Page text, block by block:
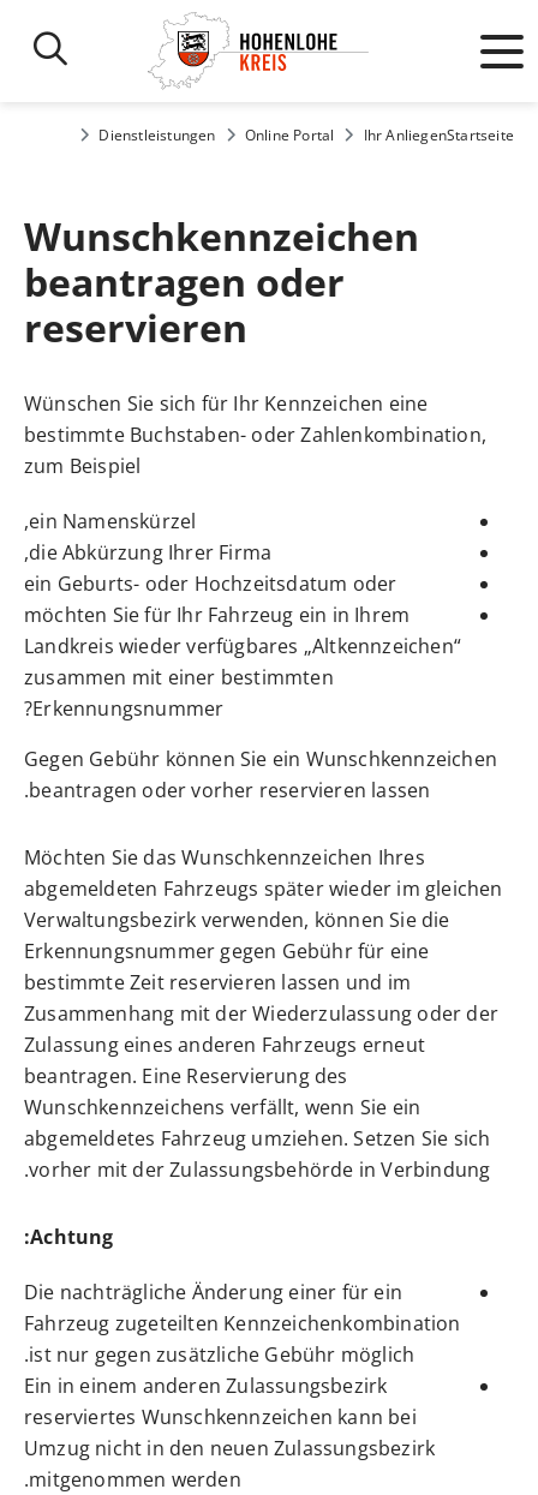
Startseite
Ihr Anliegen
Online Portal
Dienstleistungen
Wunschkennzeichen
beantragen oder
reservieren
Wünschen Sie sich für Ihr Kennzeichen eine
bestimmte Buchstaben- oder Zahlenkombination,
zum Beispiel
ein Namenskürzel,
die Abkürzung Ihrer Firma,
ein Geburts- oder Hochzeitsdatum oder
möchten Sie für Ihr Fahrzeug ein in Ihrem
Landkreis wieder verfügbares „Altkennzeichen“
zusammen mit einer bestimmten
Erkennungsnummer?
Gegen Gebühr können Sie ein Wunschkennzeichen
beantragen oder vorher reservieren lassen.
Möchten Sie das Wunschkennzeichen Ihres
abgemeldeten Fahrzeugs später wieder im gleichen
Verwaltungsbezirk verwenden, können Sie die
Erkennungsnummer gegen Gebühr für eine
bestimmte Zeit reservieren lassen und im
Zusammenhang mit der Wiederzulassung oder der
Zulassung eines anderen Fahrzeugs erneut
beantragen. Eine Reservierung des
Wunschkennzeichens verfällt, wenn Sie ein
abgemeldetes Fahrzeug umziehen. Setzen Sie sich
vorher mit der Zulassungsbehörde in Verbindung.
Achtung:
Die nachträgliche Änderung einer für ein
Fahrzeug zugeteilten Kennzeichenkombination
ist nur gegen zusätzliche Gebühr möglich.
Ein in einem anderen Zulassungsbezirk
reserviertes Wunschkennzeichen kann bei
Umzug nicht in den neuen Zulassungsbezirk
mitgenommen werden.